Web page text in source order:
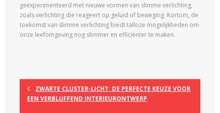
geëxperimenteerd met nieuwe vormen van slimme verlichting,
zoals verlichting die reageert op geluid of beweging. Kortom, de
toekomst van slimme verlichting biedt talloze mogelijkheden om
onze leefomgeving nog slimmer en efficiënter te maken.
ZWARTE CLUSTER-LICHT: DE PERFECTE KEUZE VOOR
EEN VERBLUFFEND INTERIEURONTWERP